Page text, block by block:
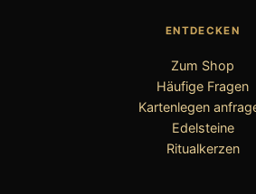
ENTDECKEN
Zum Shop
Häufige Fragen
Kartenlegen
Edelsteine
Ritualkerzen